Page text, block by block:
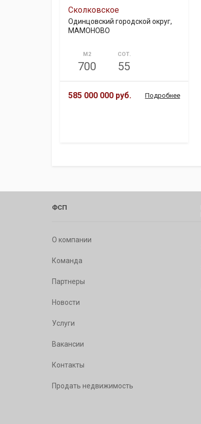
Сколковское
Одинцовский городской округ,
МАМОНОВО
М2
700
СОТ.
55
585 000 000 руб. Подробнее
ФСП
О компании
Команда
Партнеры
Новости
Услуги
Вакансии
Контакты
Продать недвижимость